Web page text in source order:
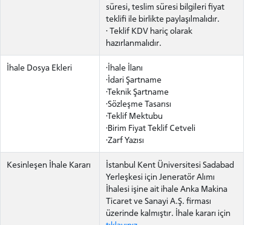
LİSANSÜSTÜ EĞİTİM ENSTİTÜSÜ
ÖNLİSANS ve
LİSANS ADAY ÖĞRENCİ
süresi, teslim süresi bilgileri fiyat
teklifi ile birlikte paylaşılmalıdır.
· Teklif KDV hariç olarak
hazırlanmalıdır.
İhale Dosya Ekleri
·İhale İlanı
·İdari Şartname
·Teknik Şartname
·Sözleşme Tasarısı
·Teklif Mektubu
·Birim Fiyat Teklif Cetveli
·Zarf Yazısı
Kesinleşen İhale Kararı
İstanbul Kent Üniversitesi Sadabad
Yerleşkesi için Jeneratör Alımı
İhalesi işine ait ihale Anka Makina
Ticaret ve Sanayi A.Ş. firması
üzerinde kalmıştır. İhale kararı için